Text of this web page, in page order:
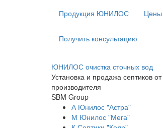
Продукция ЮНИЛОС Цены
Получить консультацию
ЮНИЛОС очистка сточных вод
Установка и продажа септиков от
производителя
SBM Group
АЮнилос "Астра"
М Юнилос "Мега"